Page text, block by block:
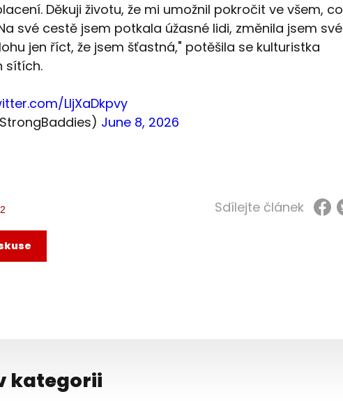
Děkuji životu, že mi umožnil pokročit ve všem, co
své cestě jsem potkala úžasné lidi, změnila jsem své
jen říct, že jsem šťastná," potěšila se kulturistka
sítích.
LIjXaDkpvy
June 8, 2026
2 Sdílejte článek
kategorii